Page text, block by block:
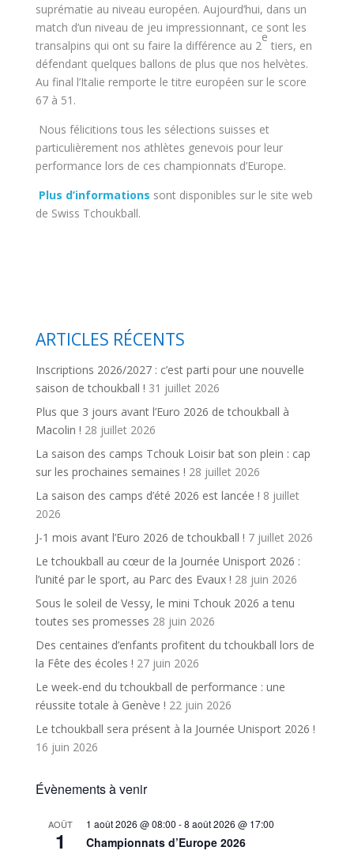
suprématie au niveau européen. Aujourd’hui, dans un
match d’un niveau de jeu impressionnant, ce sont les
transalpins qui ont su faire la différence au 2
e
tiers, en
défendant quelques ballons de plus que nos helvètes.
Au final l’Italie remporte le titre européen sur le score
67 à 51.
Nous félicitions tous les sélections suisses et
particulièrement nos athlètes genevois pour leur
performance lors de ces championnats d’Europe.
Plus d’informations sont disponibles sur le site web
de Swiss Tchoukball.
ARTICLES RÉCENTS
Inscriptions 2026/2027 : c’est parti pour une nouvelle
saison de tchoukball ! 31 juillet 2026
Plus que 3 jours avant l’Euro 2026 de tchoukball à
Macolin ! 28 juillet 2026
La saison des camps Tchouk Loisir bat son plein : cap
sur les prochaines semaines ! 28 juillet 2026
La saison des camps d’été 2026 est lancée ! 8 juillet
2026
J-1 mois avant l’Euro 2026 de tchoukball ! 7 juillet 2026
Le tchoukball au cœur de la Journée Unisport 2026 :
l’unité par le sport, au Parc des Evaux ! 28 juin 2026
Sous le soleil de Vessy, le mini Tchouk 2026 a tenu
toutes ses promesses 28 juin 2026
Des centaines d’enfants profitent du tchoukball lors de
la Fête des écoles ! 27 juin 2026
Le week-end du tchoukball de performance : une
réussite totale à Genève ! 22 juin 2026
Le tchoukball sera présent à la Journée Unisport 2026 !
16 juin 2026
Évènements à venir
AOÛT
1
1 août 2026 @ 08:00 -8 août 2026 @ 17:00
Championnats d’Europe 2026